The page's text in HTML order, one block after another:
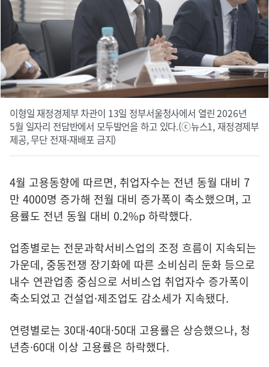
이형일 재정경제부 차관이 13일 정부서울청사에서 열린 2026년
5월 일자리 전담반에서 모두발언을 하고 있다.(ⓒ뉴스1, 재정경제부
제공, 무단 전재-재배포 금지)
4월 고용동향에 따르면, 취업자수는 전년 동월 대비 7
만 4000명 증가해 전월 대비 증가폭이 축소했으며, 고
용률도 전년 동월 대비 0.2%p 하락했다.
업종별로는 전문과학서비스업의 조정 흐름이 지속되는
가운데, 중동전쟁 장기화에 따른 소비심리 둔화 등으로
내수 연관업종 중심으로 서비스업 취업자수 증가폭이
축소되었고 건설업·제조업도 감소세가 지속됐다.
연령별로는 30대·40대·50대 고용률은 상승했으나, 청
년층·60대 이상 고용률은 하락했다.